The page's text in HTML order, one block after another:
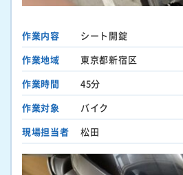
作業内容
シート開錠
作業地域
東京都新宿区
作業時間
45分
作業対象
バイク
現場担当者
松田